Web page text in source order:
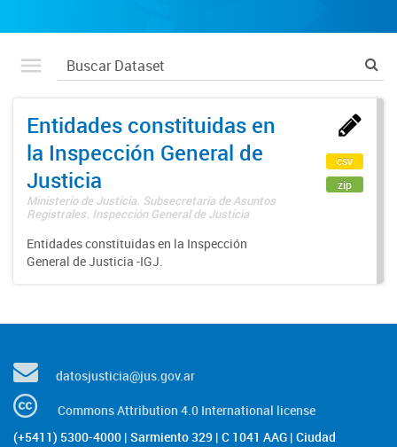
Entidades constituidas en
la Inspección General de
Justicia
Ministerio de Justicia. Subsecretaría de Asuntos
Registrales. Inspección General de Justicia
Entidades constituidas en la Inspección
General de Justicia -IGJ.
csv
zip
datosjusticia@jus.gov.ar
Commons Attribution 4.0 International license
(+5411) 5300-4000 | Sarmiento 329 | C 1041 AAG | Ciudad